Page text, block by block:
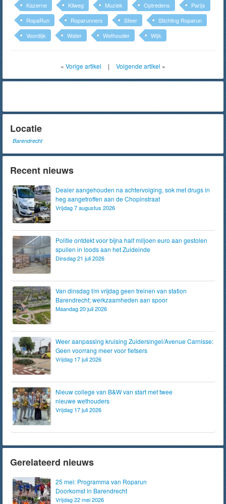
Kazerne
Kilweg Muziek Optredens
Parijs
RopaRun
Roparunners Sfeer
Stichting Roparun
Voordijk
Water Wethouder Wijk
« Vorige artikel | Volgende artikel »
Locatie
Barendrecht
Recent nieuws
Dealer aangehouden na achtervolging, sok met drugs in
heg aangetroffen aan de Chopinstraat
Vrijdag 7 augustus 2026
Politie ontdekt voor bijna half miljoen euro aan gestolen
spullen in loods aan het Zuideinde
Dinsdag 21 juli 2026
Van dinsdag t/m vrijdag geen treinen van station
Barendrecht; werkzaamheden aan spoor
Maandag 20 juli 2026
Weer aanpassing kruising Zuidersingel/Avenue Carnisse:
Geen voorrang meer voor fietsers
Vrijdag 17 juli 2026
Nieuw college van B&W van start met twee
nieuwe wethouders
Vrijdag 17 juli 2026
Gerelateerd nieuws
25 mei: Programma van Roparun
Doorkomst in Barendrecht
Vrijdag 22 mei 2026